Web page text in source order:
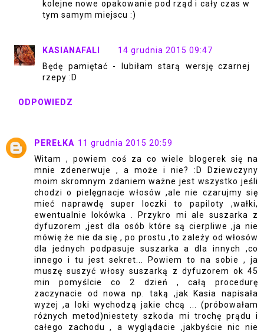
kolejne nowe opakowanie pod rząd i cały czas w
tym samym miejscu :)
KASIANAFALI
14 grudnia 2015 09:47
Będę pamiętać - lubiłam starą wersję czarnej
rzepy :D
ODPOWIEDZ
PEREŁKA 11 grudnia 2015 20:59
Witam , powiem coś za co wiele blogerek się na
mnie zdenerwuje , a może i nie? :D Dziewczyny
moim skromnym zdaniem ważne jest wszystko jeśli
chodzi o pielęgnacje włosów ,ale nie czarujmy się
mieć naprawdę super loczki to papiloty ,wałki,
ewentualnie lokówka . Przykro mi ale suszarka z
dyfuzorem ,jest dla osób które są cierpliwe ,ja nie
mówię że nie da się , po prostu ,to zależy od włosów
dla jednych podpasuje suszarka a dla innych ,co
innego i tu jest sekret... Powiem to na sobie , ja
muszę suszyć włosy suszarką z dyfuzorem ok 45
min pomyślcie co 2 dzień , całą procedurę
zaczynacie od nowa np. taką ,jak Kasia napisała
wyżej ,a loki wychodzą jakie chcą ... (próbowałam
różnych metod)niestety szkoda mi trochę prądu i
całego zachodu , a wyglądacie ,jakbyście nic nie